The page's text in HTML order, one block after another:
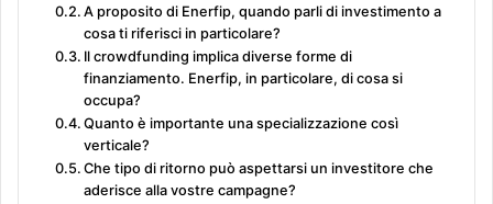
A proposito di Enerfip, quando parli di investimento a
cosa ti riferisci in particolare?
Il crowdfunding implica diverse forme di
finanziamento. Enerfip, in particolare, di cosa si
occupa?
Quanto è importante una specializzazione così
verticale?
Che tipo di ritorno può aspettarsi un investitore che
aderisce alla vostre campagne?